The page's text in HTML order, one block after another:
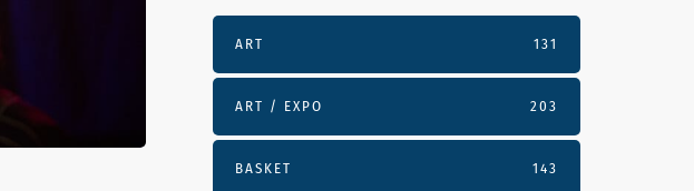
ART 131
ART / EXPO 203
BASKET 143